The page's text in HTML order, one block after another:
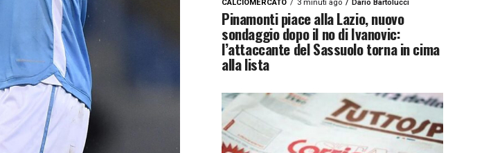
CALCIOMERCATO 3 minuti ago Dario Bartolucci
Pinamonti piace alla Lazio, nuovo
sondaggio dopo il no di Ivanovic:
l’attaccante del Sassuolo torna in cima
alla lista